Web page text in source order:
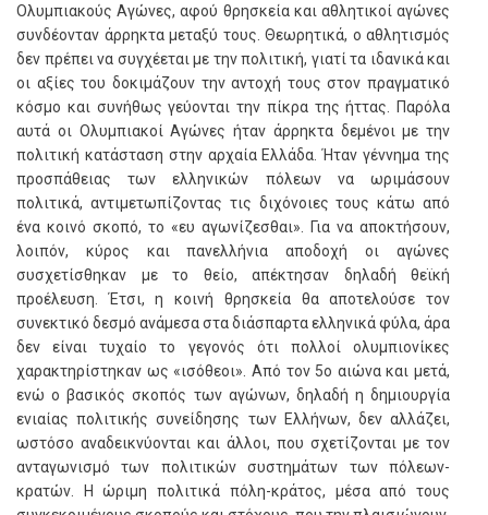
Ολυμπιακούς Αγώνες, αφού θρησκεία και αθλητικοί αγώνες
συνδέονταν άρρηκτα μεταξύ τους. Θεωρητικά, ο αθλητισμός
δεν πρέπει να συγχέεται με την πολιτική, γιατί τα ιδανικά και
οι αξίες του δοκιμάζουν την αντοχή τους στον πραγματικό
κόσμο και συνήθως γεύονται την πίκρα της ήττας. Παρόλα
αυτά οι Ολυμπιακοί Αγώνες ήταν άρρηκτα δεμένοι με την
πολιτική κατάσταση στην αρχαία Ελλάδα. Ήταν γέννημα της
προσπάθειας των ελληνικών πόλεων να ωριμάσουν
πολιτικά, αντιμετωπίζοντας τις διχόνοιες τους κάτω από
ένα κοινό σκοπό, το «ευ αγωνίζεσθαι». Για να αποκτήσουν,
λοιπόν, κύρος και πανελλήνια αποδοχή οι αγώνες
συσχετίσθηκαν με το θείο, απέκτησαν δηλαδή θεϊκή
προέλευση. Έτσι, η κοινή θρησκεία θα αποτελούσε τον
συνεκτικό δεσμό ανάμεσα στα διάσπαρτα ελληνικά φύλα, άρα
δεν είναι τυχαίο το γεγονός ότι πολλοί ολυμπιονίκες
χαρακτηρίστηκαν ως «ισόθεοι». Από τον 5ο αιώνα και μετά,
ενώ ο βασικός σκοπός των αγώνων, δηλαδή η δημιουργία
ενιαίας πολιτικής συνείδησης των Ελλήνων, δεν αλλάζει,
ωστόσο αναδεικνύονται και άλλοι, που σχετίζονται με τον
ανταγωνισμό των πολιτικών συστημάτων των πόλεων-
κρατών. Η ώριμη πολιτικά πόλη-κράτος, μέσα από τους